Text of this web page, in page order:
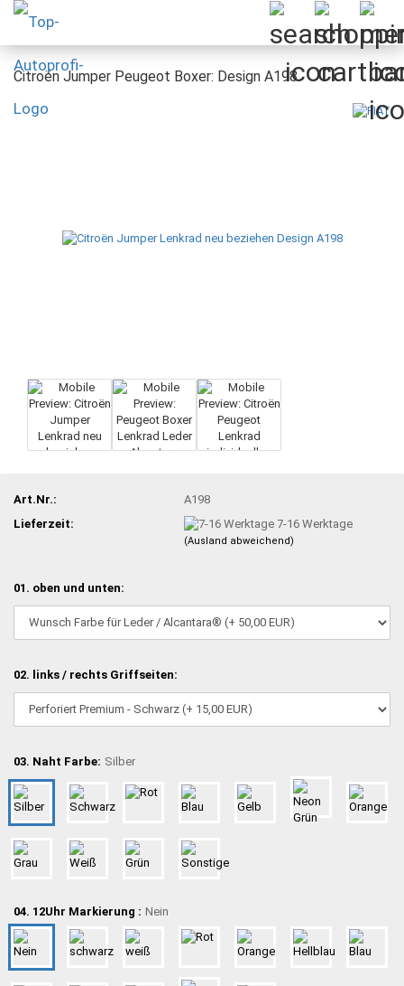
Citroën Jumper Peugeot Boxer: Design A198
Art.Nr.:
A198
Lieferzeit:
7-16 Werktage
(Ausland abweichend)
01. oben und unten:
02. links / rechts Griffseiten:
03. Naht Farbe: Silber
04. 12Uhr Markierung : Nein